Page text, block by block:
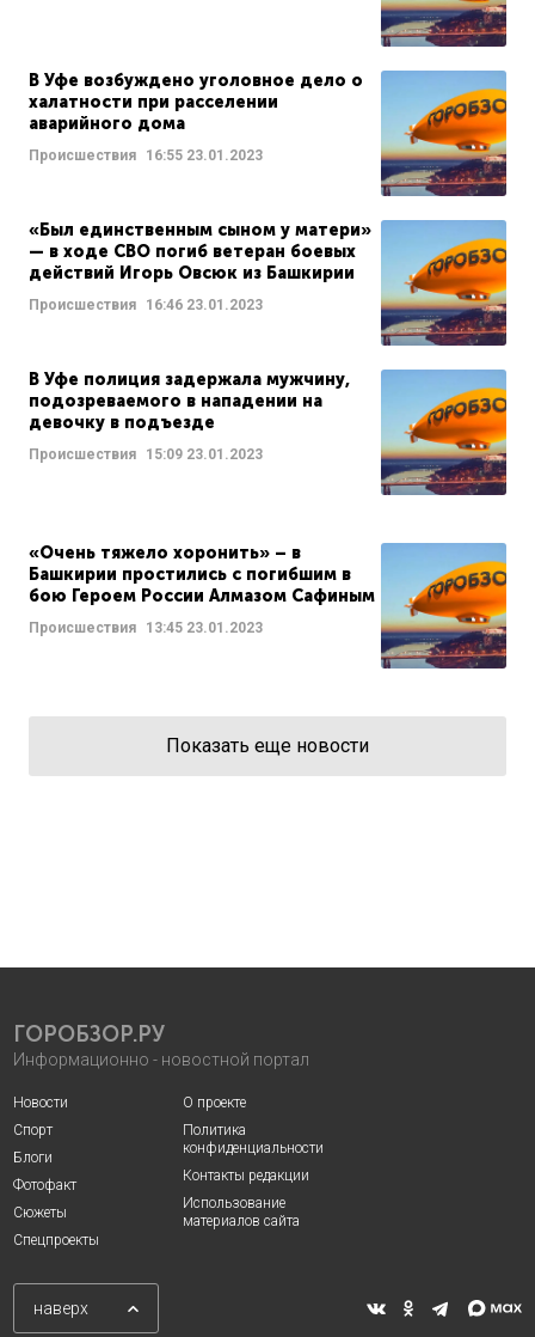
В Уфе возбуждено уголовное дело о
халатности при расселении
аварийного дома
Происшествия 16:55 23.01.2023
«Был единственным сыном у матери»
— в ходе СВО погиб ветеран боевых
действий Игорь Овсюк из Башкирии
Происшествия 16:46 23.01.2023
В Уфе полиция задержала мужчину,
подозреваемого в нападении на
девочку в подъезде
Происшествия 15:09 23.01.2023
«Очень тяжело хоронить» – в
Башкирии простились с погибшим в
бою Героем России Алмазом Сафиным
Происшествия 13:45 23.01.2023
Показать еще новости
ГОРОБЗОР.РУ
Информационно - новостной портал
Новости
Спорт
Блоги
Фотофакт
Сюжеты
Спецпроекты
О проекте
Политика
конфиденциальности
Контакты редакции
Использование
материалов сайта
наверх